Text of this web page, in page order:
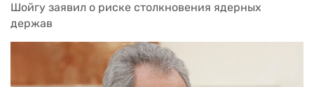
Шойгу заявил о риске столкновения ядерных
держав